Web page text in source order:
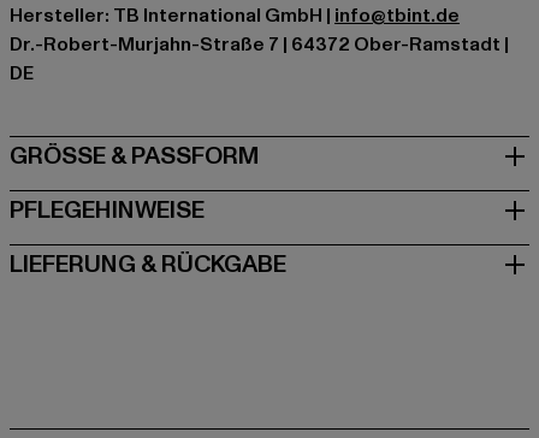
Hersteller: TB International GmbH | info@tbint.de
Dr.-Robert-Murjahn-Straße 7 | 64372 Ober-Ramstadt |
DE
GRÖSSE & PASSFORM
PFLEGEHINWEISE
LIEFERUNG & RÜCKGABE